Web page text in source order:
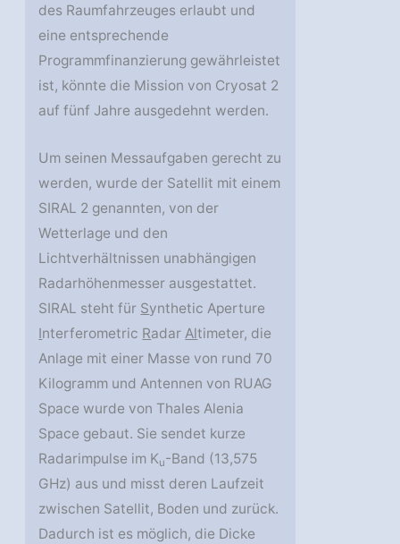
des Raumfahrzeuges erlaubt und
eine entsprechende
Programmfinanzierung gewährleistet
ist, könnte die Mission von Cryosat 2
auf fünf Jahre ausgedehnt werden.
Um seinen Messaufgaben gerecht zu
werden, wurde der Satellit mit einem
SIRAL 2 genannten, von der
Wetterlage und den
Lichtverhältnissen unabhängigen
Radarhöhenmesser ausgestattet.
SIRAL steht für Synthetic Aperture
Interferometric RadarAltimeter, die
Anlage mit einer Masse von rund 70
Kilogramm und Antennen von RUAG
Space wurde von Thales Alenia
Space gebaut. Sie sendet kurze
Radarimpulse im Ku-Band (13,575
GHz) aus und misst deren Laufzeit
zwischen Satellit, Boden und zurück.
Dadurch ist es möglich, die Dicke